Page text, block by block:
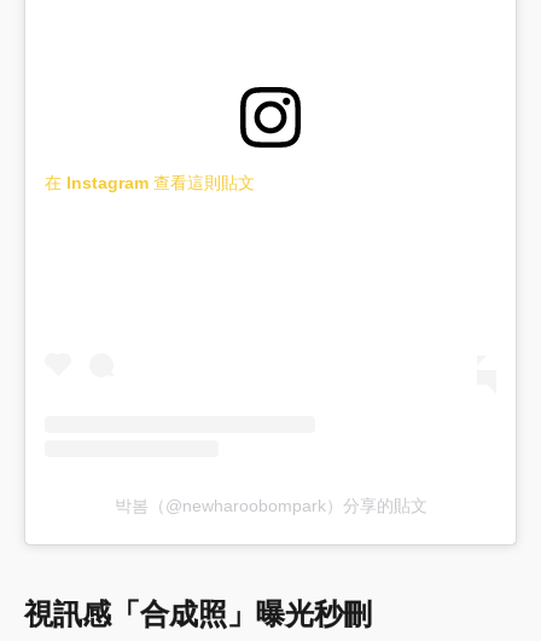
在 Instagram 查看這則貼文
박봄（@newharoobompark）分享的貼文
視訊感「合成照」曝光秒刪